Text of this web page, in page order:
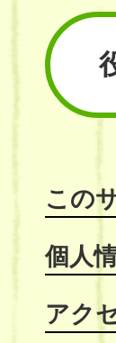
この
個人
アク